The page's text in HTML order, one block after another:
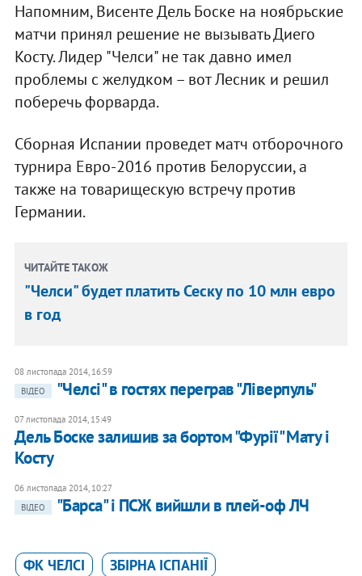
Напомним, Висенте Дель Боске на ноябрьские
матчи принял решение не вызывать Диего
Косту. Лидер "Челси" не так давно имел
проблемы с желудком – вот Лесник и решил
поберечь форварда.
Сборная Испании проведет матч отборочного
турнира Eвро-2016 против Белоруссии, а
также на товарищескую встречу против
Германии.
ЧИТАЙТЕ ТАКОЖ
"Челси" будет платить Сеску по 10 млн евро
в год
08 листопада 2014, 16:59
ВІДЕО
"Челсі" в гостях переграв "Ліверпуль"
07 листопада 2014, 15:49
Дель Боске залишив за бортом "Фурії" Мату і
Косту
06 листопада 2014, 10:27
ВІДЕО
"Барса" і ПСЖ вийшли в плей-оф ЛЧ
ФК ЧЕЛСІ
ЗБІРНА ІСПАНІЇ